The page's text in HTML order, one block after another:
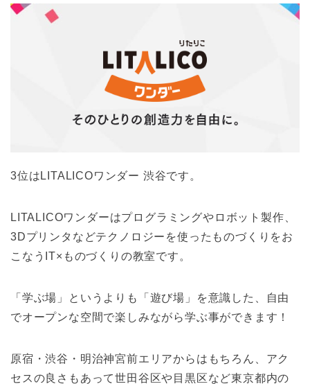
3位はLITALICOワンダー 渋谷です。
LITALICOワンダーはプログラミングやロボット製作、
3Dプリンタなどテクノロジーを使ったものづくりをお
こなうIT×ものづくりの教室です。
「学ぶ場」というよりも「遊び場」を意識した、自由
でオープンな空間で楽しみながら学ぶ事ができます！
原宿・渋谷・明治神宮前エリアからはもちろん、アク
セスの良さもあって世田谷区や目黒区など東京都内の